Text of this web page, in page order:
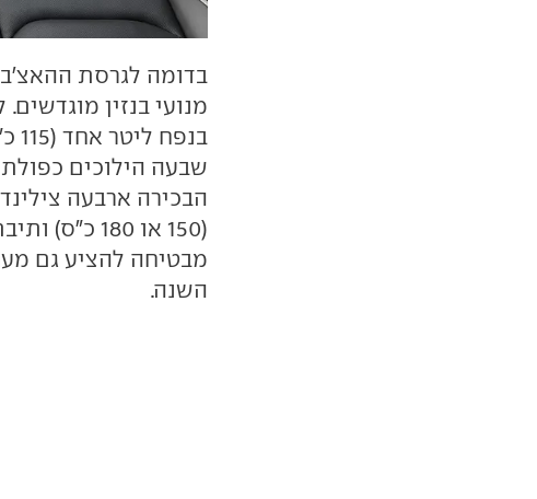
בדומה לגרסת
מנועי בנזין
שבעה הילוכים
(150 או
מבטיחה להציע גם
השנה.